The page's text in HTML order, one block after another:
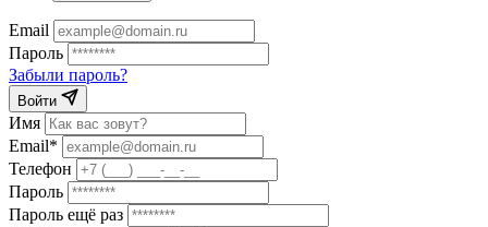
Email
Пароль
Забыли пароль?
Войти
Имя
Email*
Телефон
Пароль
Пароль ещё раз